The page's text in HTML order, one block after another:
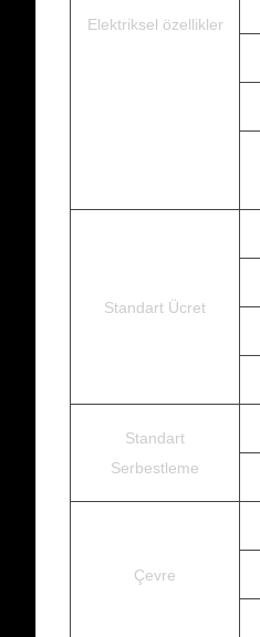
Elektriksel özellikler
Standart Ücret
Standart
Serbestleme
Çevre